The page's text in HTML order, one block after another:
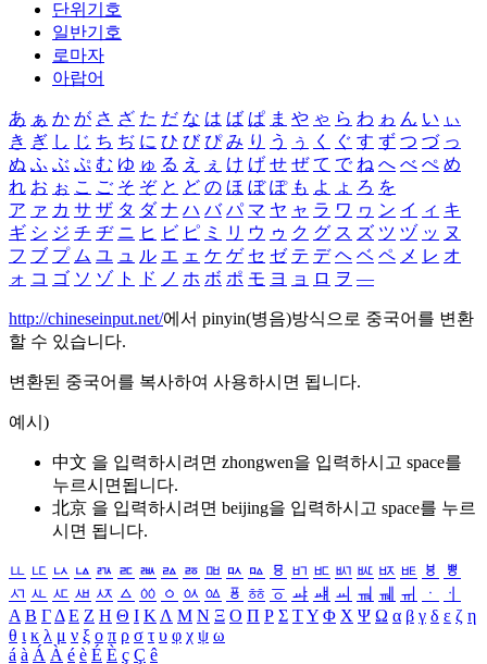
단위기호
일반기호
로마자
아랍어
あ ぁ か が さ ざ た だ な は ば ぱ ま や ゃ ら わ ゎ ん い ぃ
き ぎ し じ ち ぢ に ひ び ぴ み り う ぅ く ぐ す ず つ づ っ
ぬ ふ ぶ ぷ む ゆ ゅ る え ぇ け げ せ ぜ て で ね へ べ ぺ め
れ お ぉ こ ご そ ぞ と ど の ほ ぼ ぽ も よ ょ ろ を
ア ァ カ サ ザ タ ダ ナ ハ バ パ マ ヤ ャ ラ ワ ヮ ン イ ィ キ
ギ シ ジ チ ヂ ニ ヒ ビ ピ ミ リ ウ ゥ ク グ ス ズ ツ ヅ ッ ヌ
フ ブ プ ム ユ ュ ル エ ェ ケ ゲ セ ゼ テ デ ヘ ベ ペ メ レ オ
ォ コ ゴ ソ ゾ ト ド ノ ホ ボ ポ モ ヨ ョ ロ ヲ ―
http://chineseinput.net/에서 pinyin(병음)방식으로 중국어를 변환
할 수 있습니다.
변환된 중국어를 복사하여 사용하시면 됩니다.
예시)
中文 을 입력하시려면 zhongwen을 입력하시고 space를
누르시면됩니다.
北京 을 입력하시려면 beijing을 입력하시고 space를 누르
시면 됩니다.
ㅥ ㅦ ㅧ ㅨ ㅩ ㅪ ㅫ ㅬ ㅭ ㅮ ㅯ ㅰ ㅱ ㅲ ㅳ ㅴ ㅵ ㅶ ㅷ ㅸ
ㅹ
ㅺ ㅻ ㅼ ㅽ ㅾ ㅿ ㆀ ㆁ ㆂ ㆃ ㆄ ㆅ ㆆ ㆇ ㆈ ㆉ ㆊ ㆋ ㆌ ㆍ
ㆎ
Α Β ΓΔ Ε Ζ Η Θ Ι ΚΛ Μ Ν Ξ Ο Π Ρ Σ ΤΥ Φ Χ Ψ Ω α β γ δ ε ζ η
θ ι κ λ μ ν ξ ο π ρ σ τ υ φ χ ψ ω
á à Á À é è É È ç Ç ê